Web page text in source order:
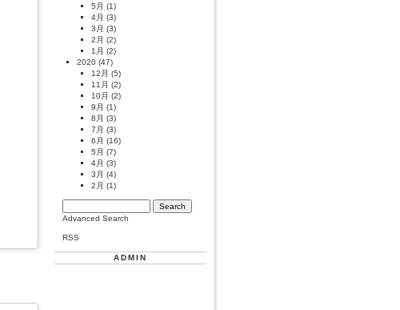
5月 (1)
4月 (3)
3月 (3)
2月 (2)
1月 (2)
2020 (47)
12月 (5)
11月 (2)
10月 (2)
9月 (1)
8月 (3)
7月 (3)
6月 (16)
5月 (7)
4月 (3)
3月 (4)
2月 (1)
Advanced Search
RSS
ADMIN